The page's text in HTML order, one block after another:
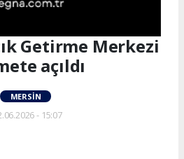
Getirme Merkezi
açıldı
MERSIN
- 15:07